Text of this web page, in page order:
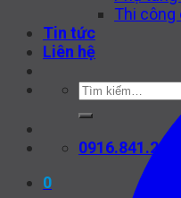
Thi công
Tin tức
Liên hệ
Tìm
0916.841.226
0